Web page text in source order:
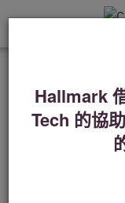
Hallmark
Tech 的協
對於丹
是致勝